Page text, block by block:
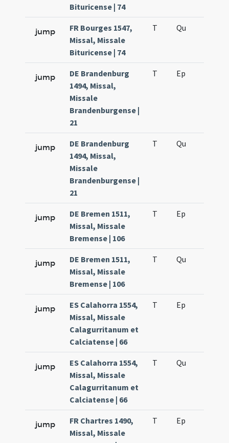
Bituricense | 74
jump
FR Bourges 1547,
Missal, Missale
Bituricense | 74
T Qu
jump
DE Brandenburg
1494, Missal,
Missale
Brandenburgense |
21
T Ep
jump
DE Brandenburg
1494, Missal,
Missale
Brandenburgense |
21
T Qu
jump
DE Bremen 1511,
Missal, Missale
Bremense | 106
T Ep
jump
DE Bremen 1511,
Missal, Missale
Bremense | 106
T Qu
jump
ES Calahorra 1554,
Missal, Missale
Calagurritanum et
Calciatense | 66
T Ep
jump
ES Calahorra 1554,
Missal, Missale
Calagurritanum et
Calciatense | 66
T Qu
jump
FR Chartres 1490,
Missal, Missale
T Ep